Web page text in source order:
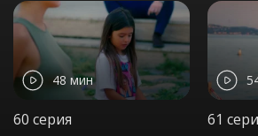
48 мин
60 серия 61